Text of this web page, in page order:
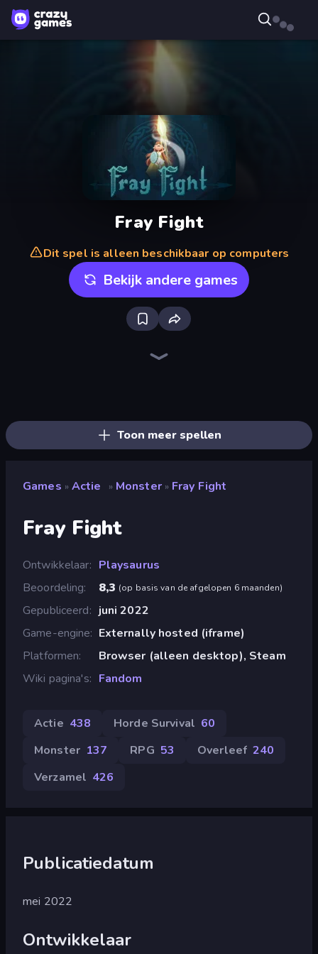
Fray Fight
Dit spel is alleen beschikbaar op computers
Bekijk andere games
Toon meer spellen
Games » Actie » Monster » Fray Fight
Fray Fight
Ontwikkelaar
Playsaurus
Beoordeling
8,3 (op basis van de afgelopen 6 maanden)
Gepubliceerd
juni 2022
Game-engine
Externally hosted (iframe)
Platformen
Browser (alleen desktop), Steam
Wiki pagina's
Fandom
Actie 438 Horde Survival 60
Monster 137 RPG 53 Overleef 240
Verzamel 426
Publicatiedatum
mei 2022
Ontwikkelaar